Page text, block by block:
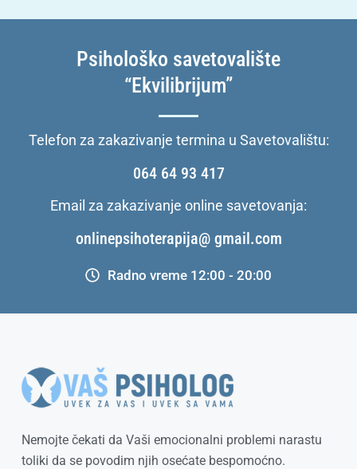
Psihološko savetovalište
“Ekvilibrijum”
Telefon za zakazivanje termina u Savetovalištu:
064 64 93 417
Email za zakazivanje online savetovanja:
onlinepsihoterapija@ gmail.com
Radno vreme 12:00 - 20:00
Nemojte čekati da Vaši emocionalni problemi narastu
toliki da se povodim njih osećate bespomoćno.